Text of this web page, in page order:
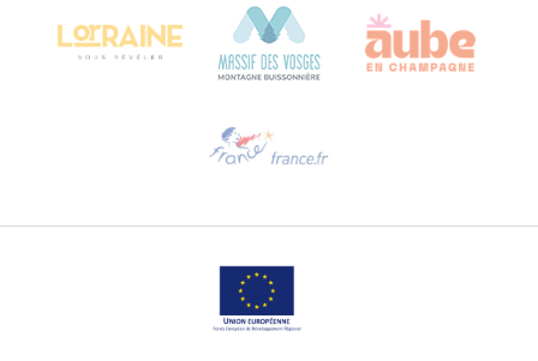
Sprechen Sie uns per E-Mail an